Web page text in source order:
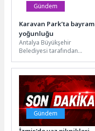
Gündem
Karavan Park’ta bayram
yoğunluğu
Antalya Büyükşehir
Belediyesi tarafından
sürdüren Karavan Park,
Ramazan Bayramı tatiliyle
birlikte yerli ve...
Gündem